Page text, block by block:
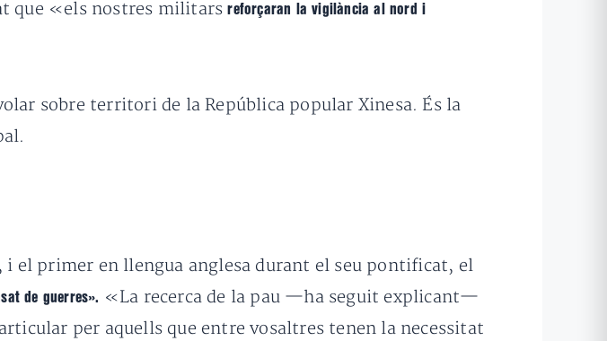
que «els nostres militarsreforçaran la vigilància al nord i
sobre territori de la República popular Xinesa. És la
i el primer en llengua anglesa durant el seu pontificat, el
de guerres». «La recerca de la pau —ha seguit explicant—
per aquells que entre vosaltres tenen la necessitat